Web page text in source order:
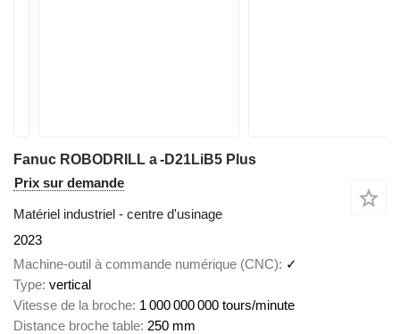
Fanuc ROBODRILL a -D21LiB5 Plus
Prix sur demande
Matériel industriel - centre d'usinage
2023
Machine-outil à commande numérique (CNC)
✓
Type vertical
Vitesse de la broche 1 000 000 000 tours/minute
Distance broche table 250 mm